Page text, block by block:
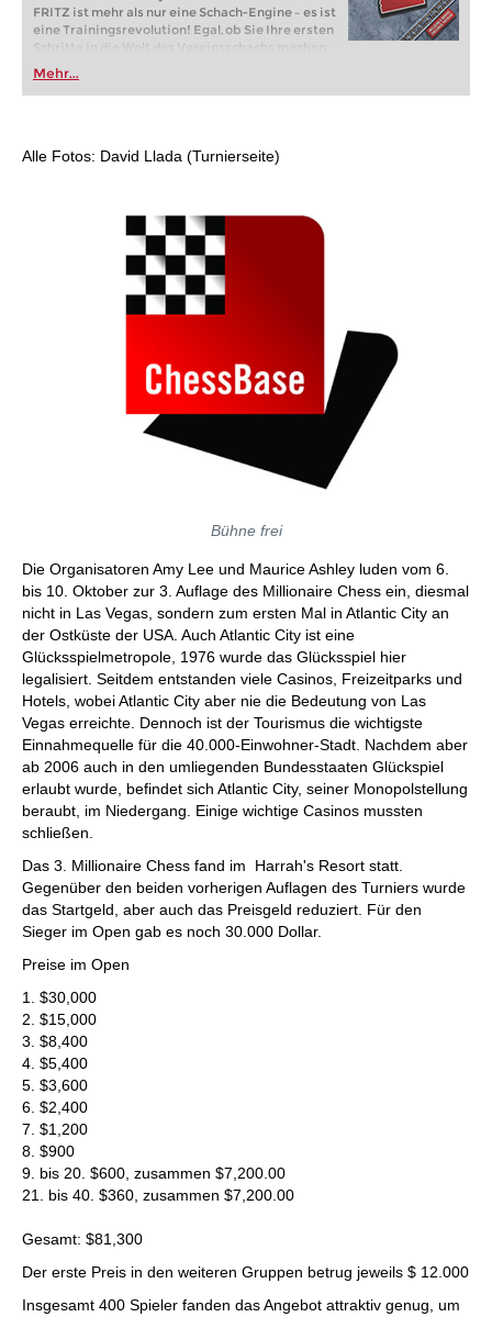
FRITZ ist mehr als nur eine Schach-Engine – es ist
eine Trainingsrevolution! Egal, ob Sie Ihre ersten
Schritte in die Welt des Vereinsschachs machen
oder bereits auf Turnierniveau spielen: Mit
FRITZ trainieren Sie effizienter, intelligenter und
individueller als je zuvor.
Mehr...
Alle Fotos: David Llada (Turnierseite)
Bühne frei
Die Organisatoren Amy Lee und Maurice Ashley luden vom 6.
bis 10. Oktober zur 3. Auflage des Millionaire Chess ein, diesmal
nicht in Las Vegas, sondern zum ersten Mal in Atlantic City an
der Ostküste der USA. Auch Atlantic City ist eine
Glücksspielmetropole, 1976 wurde das Glücksspiel hier
legalisiert. Seitdem entstanden viele Casinos, Freizeitparks und
Hotels, wobei Atlantic City aber nie die Bedeutung von Las
Vegas erreichte. Dennoch ist der Tourismus die wichtigste
Einnahmequelle für die 40.000-Einwohner-Stadt. Nachdem aber
ab 2006 auch in den umliegenden Bundesstaaten Glückspiel
erlaubt wurde, befindet sich Atlantic City, seiner Monopolstellung
beraubt, im Niedergang. Einige wichtige Casinos mussten
schließen.
Das 3. Millionaire Chess fand im Harrah's Resort statt.
Gegenüber den beiden vorherigen Auflagen des Turniers wurde
das Startgeld, aber auch das Preisgeld reduziert. Für den
Sieger im Open gab es noch 30.000 Dollar.
Preise im Open
1. $30,000
2. $15,000
3. $8,400
4. $5,400
5. $3,600
6. $2,400
7. $1,200
8. $900
9. bis 20. $600, zusammen $7,200.00
21. bis 40. $360, zusammen $7,200.00
Gesamt: $81,300
Der erste Preis in den weiteren Gruppen betrug jeweils $ 12.000
Insgesamt 400 Spieler fanden das Angebot attraktiv genug, um